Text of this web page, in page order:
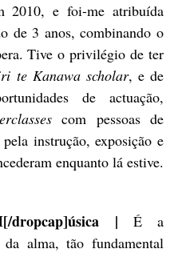
2010, e foi-me atribuída
de 3 anos, combinando o
Tive o privilégio de ter
te Kanawa scholar, e de
de actuação,
com pessoas de
instrução, exposição e
enquanto lá estive.
dropcap]úsica | É a
da alma, tão fundamental